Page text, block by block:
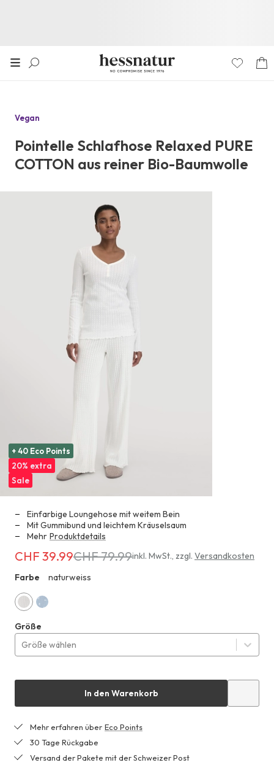
+ 40 Eco Points
20% extra
Sale
Vegan
Pointelle Schlafhose Relaxed PURE
COTTON aus reiner Bio-Baumwolle
Einfarbige Loungehose mit weitem Bein
Mit Gummibund und leichtem Kräuselsaum
Mehr Produktdetails
Erhältlich
CHF 39.99
anstatt
CHF 79.99
CHF 39.99CHF 79.99inkl. MwSt., zzgl. Versandkosten
Farbe
naturweiss
blau
Größe
Größe wählen
In den Warenkorb
Mehr erfahren über Eco Points
30 Tage Rückgabe
Versand der Pakete mit der Schweizer Post